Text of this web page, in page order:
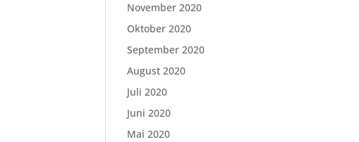
November 2020
Oktober 2020
September 2020
August 2020
Juli 2020
Juni 2020
Mai 2020